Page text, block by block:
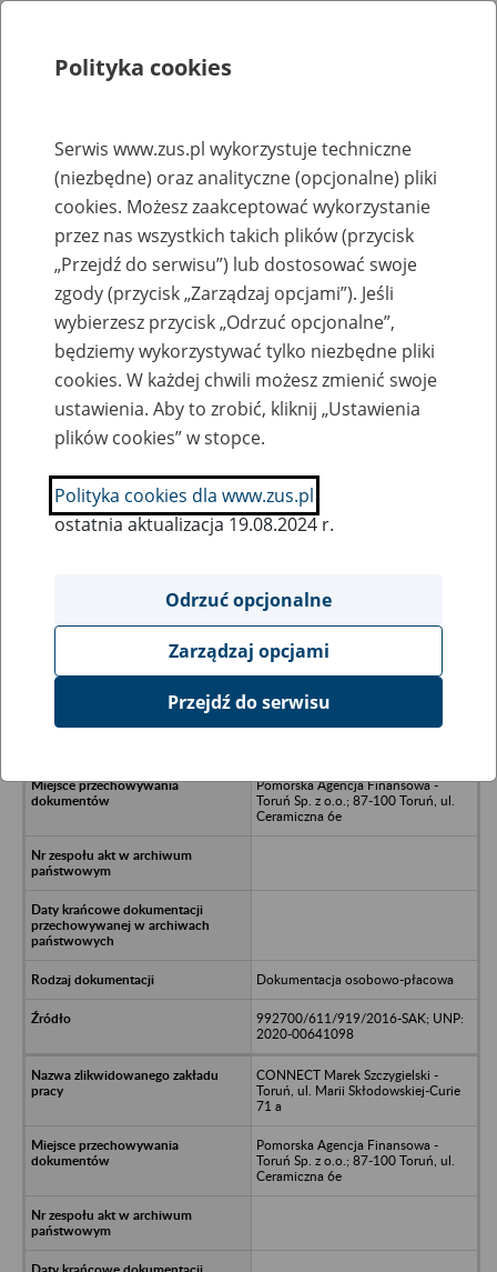
Rejestry, ewidencje i archiwa
Baza zlikwidowanych lub
przekształconych zakładów pracy
Nazwa zakładu pracy:
SZUKAJ
Ukryj wszystkie pozycje bazy
SAWA IMPORT- EXPORT Sp. z o.o. -
Pomorska Agencja Finansowa -
Toruń Sp. z o.o.; 87-100 Toruń, ul.
Ceramiczna 6e
Dokumentacja osobowo-płacowa
992700/611/919/2016-SAK; UNP:
2020-00641098
CONNECT Marek Szczygielski -
Toruń, ul. Marii Skłodowskiej-Curie
71 a
Pomorska Agencja Finansowa -
Toruń Sp. z o.o.; 87-100 Toruń, ul.
Ceramiczna 6e
Polityka cookies
Serwis www.zus.pl wykorzystuje techniczne
(niezbędne) oraz analityczne (opcjonalne) pliki
cookies. Możesz zaakceptować wykorzystanie
przez nas wszystkich takich plików (przycisk
„Przejdź do serwisu”) lub dostosować swoje
zgody (przycisk „Zarządzaj opcjami”). Jeśli
wybierzesz przycisk „Odrzuć opcjonalne”,
będziemy wykorzystywać tylko niezbędne pliki
cookies. W każdej chwili możesz zmienić swoje
ustawienia. Aby to zrobić, kliknij „Ustawienia
plików cookies” w stopce.
Polityka cookies dla www.zus.pl
ostatnia aktualizacja 19.08.2024 r.
Odrzuć opcjonalne
Zarządzaj opcjami
Przejdź do serwisu